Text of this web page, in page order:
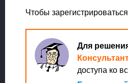
Чтобы
Для
доступа ко